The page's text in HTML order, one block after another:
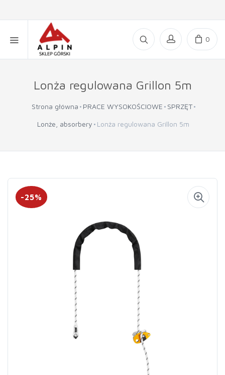
0
Lonża regulowana Grillon 5m
Strona główna PRACE WYSOKOŚCIOWE SPRZĘT
Lonże, absorbery Lonża regulowana Grillon 5m
-25%